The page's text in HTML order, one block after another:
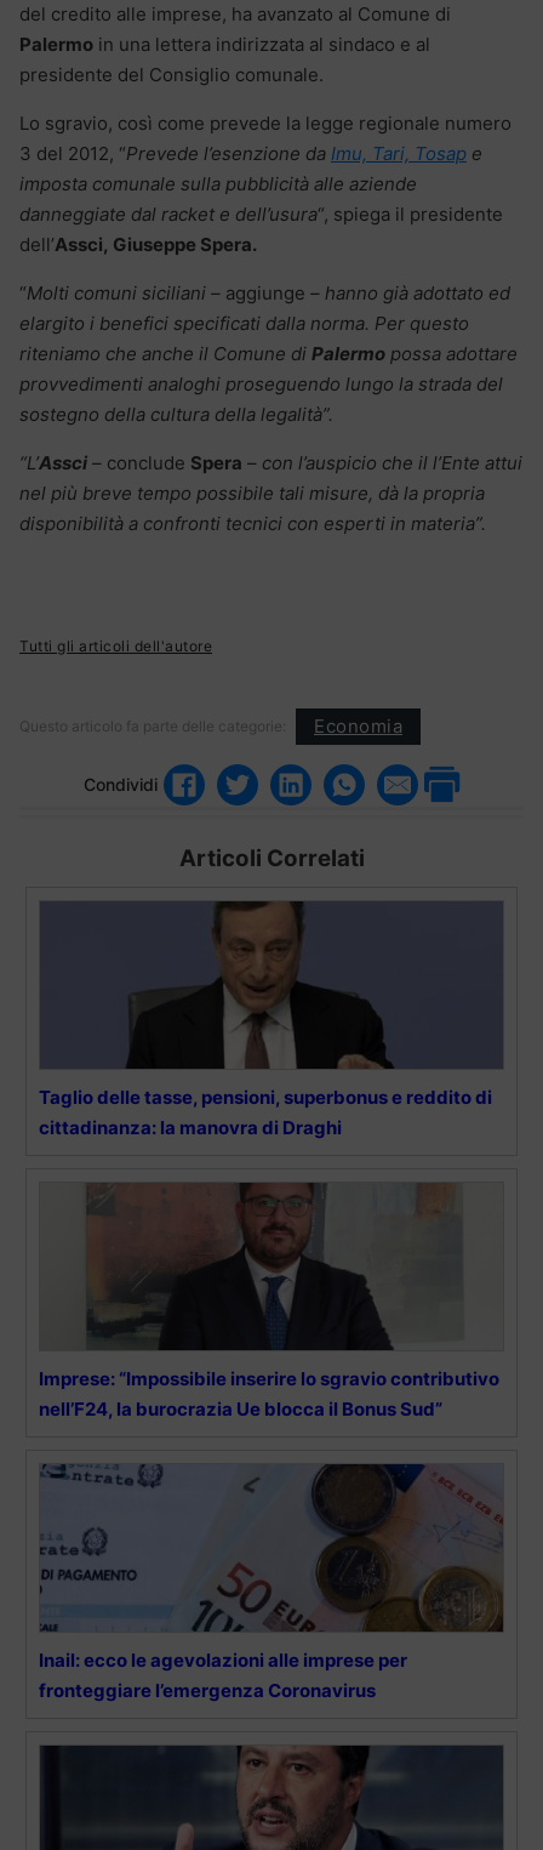
del credito alle imprese, ha avanzato al Comune di
Palermo in una lettera indirizzata al sindaco e al
presidente del Consiglio comunale.
Lo sgravio, così come prevede la legge regionale numero
3 del 2012, “Prevede l’esenzione da Imu, Tari, Tosap e
imposta comunale sulla pubblicità alle aziende
danneggiate dal racket e dell’usura“, spiega il presidente
dell’Assci, Giuseppe Spera.
“Molti comuni siciliani – aggiunge – hanno già adottato ed
elargito i benefici specificati dalla norma. Per questo
riteniamo che anche il Comune di Palermo possa adottare
provvedimenti analoghi proseguendo lungo la strada del
sostegno della cultura della legalità”.
“L’Assci – conclude Spera – con l’auspicio che il l’Ente attui
nel più breve tempo possibile tali misure, dà la propria
disponibilità a confronti tecnici con esperti in materia”.
Tutti gli articoli dell'autore
Questo articolo fa parte delle categorie: Economia
Condividi
Articoli Correlati
Taglio delle tasse, pensioni, superbonus e reddito di
cittadinanza: la manovra di Draghi
Imprese: “Impossibile inserire lo sgravio contributivo
nell’F24, la burocrazia Ue blocca il Bonus Sud”
Inail: ecco le agevolazioni alle imprese per
fronteggiare l’emergenza Coronavirus